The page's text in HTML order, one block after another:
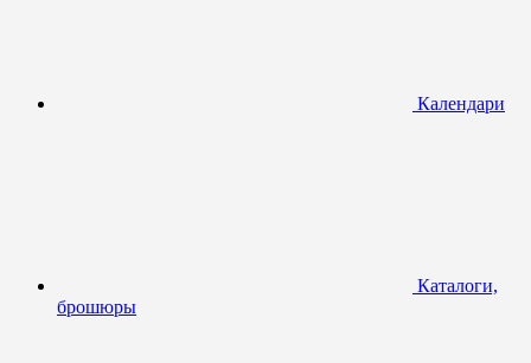
Календари
Каталоги,
брошюры